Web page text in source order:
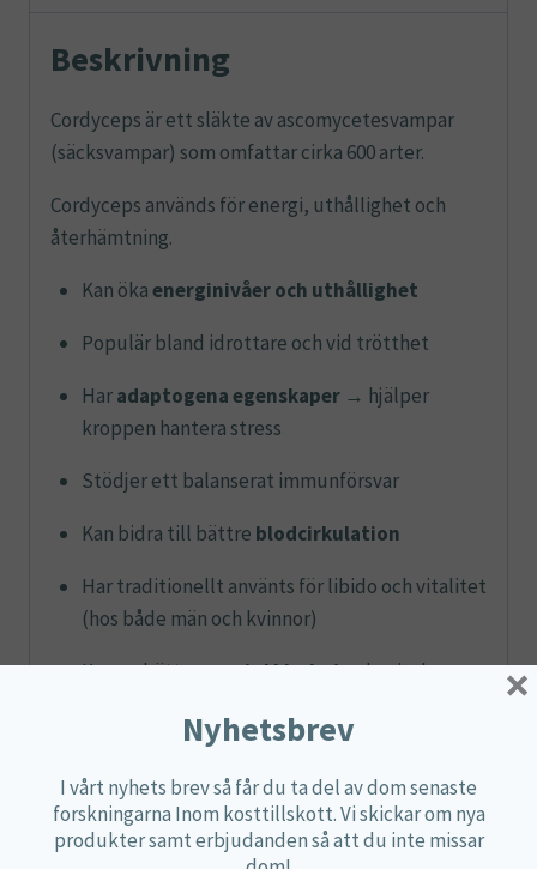
Beskrivning
Cordyceps är ett släkte av ascomycetesvampar
(säcksvampar) som omfattar cirka 600 arter.
Cordyceps används för energi, uthållighet och
återhämtning.
Kan ökaenerginivåer och uthållighet
Populär bland idrottare och vid trötthet
Haradaptogena egenskaper→ hjälper
kroppen hantera stress
Stödjer ett balanserat immunförsvar
Kan bidra till bättre blodcirkulation
Har traditionellt använts för libido och vitalitet
(hos både män och kvinnor)
Kan ge bättremental klarhetoch minska
Näringsdeklaration
Nyhetsbrev
I vårt nyhets brev så får du ta del av dom senaste
forskningarna Inom kosttillskott. Vi skickar om nya
produkter samt erbjudanden så att du inte missar
×